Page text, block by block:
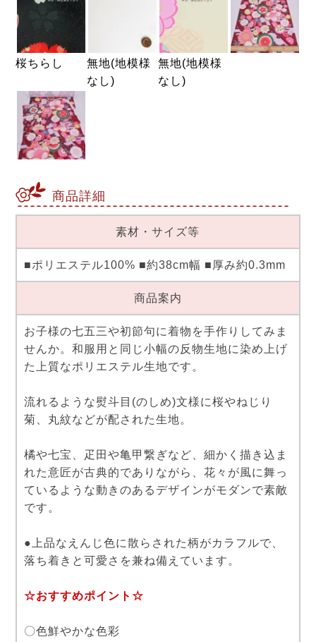
桜ちらし
無地(地模様
なし)
無地(地模様
なし)
商品詳細
素材・サイズ等
■ポリエステル100% ■約38cm幅 ■厚み約0.3mm
商品案内
お子様の七五三や初節句に着物を手作りしてみま
せんか。和服用と同じ小幅の反物生地に染め上げ
た上質なポリエステル生地です。
流れるような熨斗目(のしめ)文様に桜やねじり
菊、丸紋などが配された生地。
橘や七宝、疋田や亀甲繋ぎなど、細かく描き込ま
れた意匠が古典的でありながら、花々が風に舞っ
ているような動きのあるデザインがモダンで素敵
です。
●上品なえんじ色に散らされた柄がカラフルで、
落ち着きと可愛さを兼ね備えています。
☆おすすめポイント☆
〇色鮮やかな色彩